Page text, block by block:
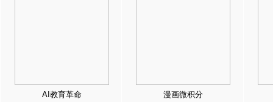
AI教育革命 漫画微积分